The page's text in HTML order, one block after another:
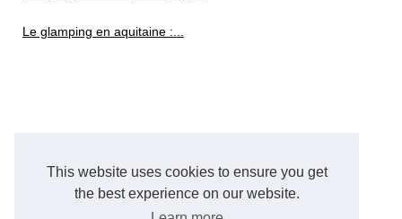
This website uses cookies to ensure you get
the best experience on our website.
Le glamping en aquitaine :...